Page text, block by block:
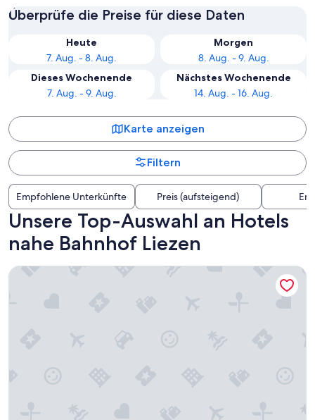
Überprüfe die Preise für diese Daten
Heute
7. Aug. - 8. Aug.
Morgen
8. Aug. - 9. Aug.
Dieses Wochenende
7. Aug. - 9. Aug.
Nächstes Wochenende
14. Aug. - 16. Aug.
Karte anzeigen
Filtern
Empfohlene Unterkünfte Preis (aufsteigend)
Unsere Top-Auswahl an Hotels
nahe Bahnhof Liezen
eee hotel Liezen